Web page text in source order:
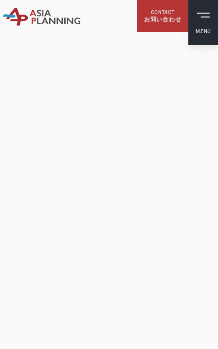
CO NTACT
お問い合わせ
M E NU